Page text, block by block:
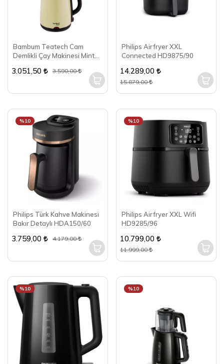
Bambum Teatech Cam
Demlikli Çay Makinesi Mint
3.051,50 3.590,00
Philips Airfryer XXL
Connected HD9875/90
14.289,00
15.879,00
Philips Türk Kahve Makinesi
Bakır Detaylı HDA150/60
%10
3.759,00 4.179,00
Philips Airfryer XXL Wifi
HD9285/96
%10
10.799,00
11.999,00
%10 %10